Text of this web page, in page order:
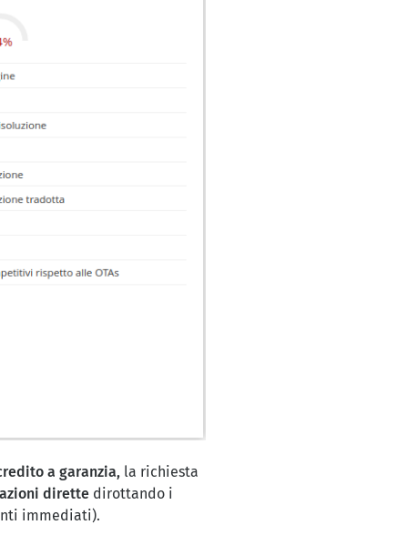
a garanzia, la richiesta
dirette dirottando i
immediati).